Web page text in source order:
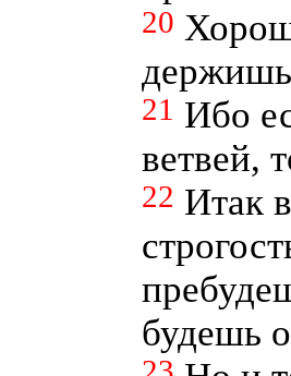
20
21 Ибо
ветвей,
22 Итак
будешь